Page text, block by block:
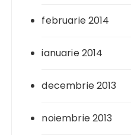
februarie 2014
ianuarie 2014
decembrie 2013
noiembrie 2013